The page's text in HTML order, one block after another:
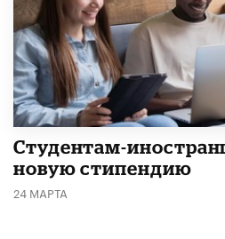
Студентам-
новую стипендию
24 МАРТА